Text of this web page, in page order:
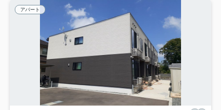
アパート